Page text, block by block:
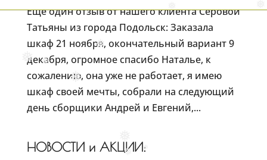
❅
❅ ❅
❅
❅
❅
❅
❅
Ещё один отзыв от нашего клиента Серовой
Татьяны из города Подольск: Заказала
шкаф 21 ноября, окончательный вариант 9
декабря, огромное спасибо Наталье, к
сожалению, она уже не работает, я имею
шкаф своей мечты, собрали на следующий
день сборщики Андрей и Евгений,...
НОВОСТИ и АКЦИИ: